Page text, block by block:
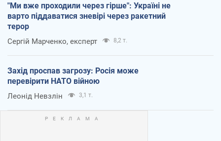
"Ми вже проходили через гірше": Україні не
варто піддаватися зневірі через ракетний
терор
Сергій Марченко, експерт 8,2 т.
Захід проспав загрозу: Росія може
перевірити НАТО війною
Леонід Невзлін 3,1 т.